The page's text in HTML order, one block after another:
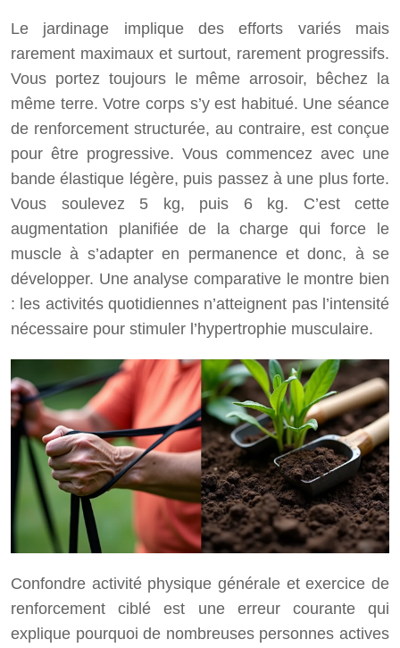
Le jardinage implique des efforts variés mais
rarement maximaux et surtout, rarement progressifs.
Vous portez toujours le même arrosoir, bêchez la
même terre. Votre corps s’y est habitué. Une séance
de renforcement structurée, au contraire, est conçue
pour être progressive. Vous commencez avec une
bande élastique légère, puis passez à une plus forte.
Vous soulevez 5 kg, puis 6 kg. C’est cette
augmentation planifiée de la charge qui force le
muscle à s’adapter en permanence et donc, à se
développer. Une analyse comparative le montre bien
: les activités quotidiennes n’atteignent pas l’intensité
nécessaire pour stimuler l’hypertrophie musculaire.
Confondre activité physique générale et exercice de
renforcement ciblé est une erreur courante qui
explique pourquoi de nombreuses personnes actives